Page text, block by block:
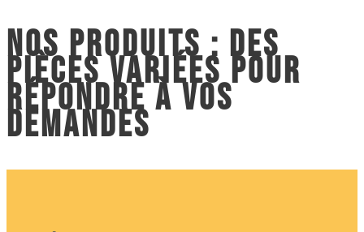
Nos produits : des
pièces variées pour
répondre à vos
demandes